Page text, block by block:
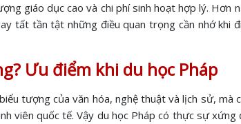
giáo dục cao và chi phí sinh hoạt hợp lý.
tất tần tật những điều quan trọng cần nhớ khi
Ưu điểm khi du học Pháp
tượng của văn hóa, nghệ thuật và lịch sử,
viên quốc tế. Vậy du học Pháp có thực sự